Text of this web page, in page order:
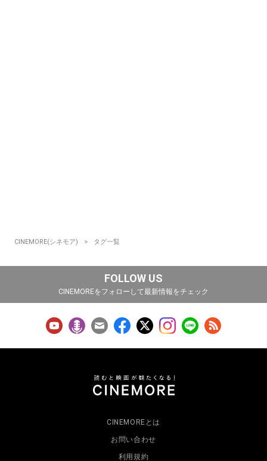
CINEMORE(シネモア) タグ一覧
FOLLOW US
CINEMOREをフォローして最新情報をチェック
CINEMOREとは
お問い合わせ
利用規約